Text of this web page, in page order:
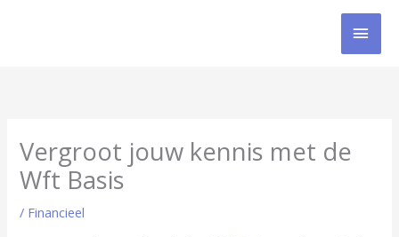
Vergroot jouw kennis met de
Wft Basis
/ Financieel